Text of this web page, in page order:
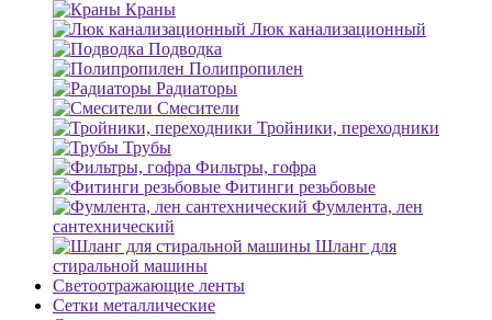
Краны
Люк канализационный
Подводка
Полипропилен
Радиаторы
Смесители
Тройники, переходники
Трубы
Фильтры, гофра
Фитинги резьбовые
Фумлента, лен
сантехнический
Шланг для
стиральной машины
Светоотражающие ленты
Сетки металлические